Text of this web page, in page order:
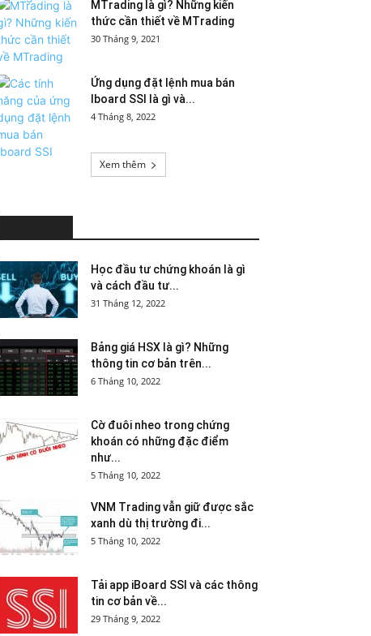
MTrading là gì? Những kiến
thức cần thiết về MTrading
30 Tháng 9, 2021
Ứng dụng đặt lệnh mua bán
Iboard SSI là gì và...
4 Tháng 8, 2022
Xem thêm
Học đầu tư chứng khoán là gì
và cách đầu tư...
31 Tháng 12, 2022
Bảng giá HSX là gì? Những
thông tin cơ bản trên...
6 Tháng 10, 2022
Cờ đuôi nheo trong chứng
khoán có những đặc điểm
như...
5 Tháng 10, 2022
VNM Trading vẫn giữ được sắc
xanh dù thị trường đi...
5 Tháng 10, 2022
Tải app iBoard SSI và các thông
tin cơ bản về...
29 Tháng 9, 2022